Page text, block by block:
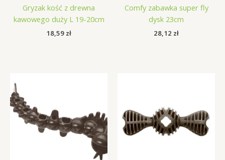
Gryzak kość z drewna
kawowego duży L 19-20cm
18,59 zł
Comfy zabawka super fly
dysk 23cm
28,12 zł